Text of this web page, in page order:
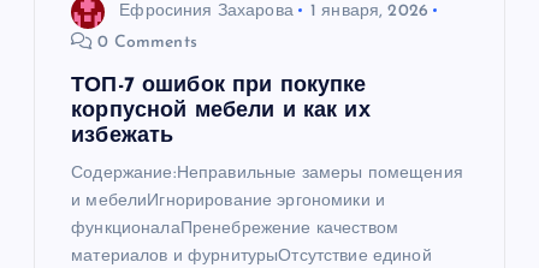
Ефросиния Захарова
1 января, 2026
0 Comments
ТОП-7 ошибок при покупке
корпусной мебели и как их
избежать
Содержание:Неправильные замеры помещения
и мебелиИгнорирование эргономики и
функционалаПренебрежение качеством
материалов и фурнитурыОтсутствие единой